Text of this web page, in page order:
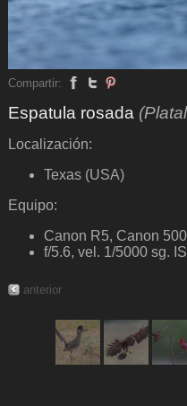
Compartir:
Espatula rosada
Localización:
Texas (USA)
Equipo:
Canon R5, Canon 500
f/5.6, vel. 1/5000 sg.
anterior